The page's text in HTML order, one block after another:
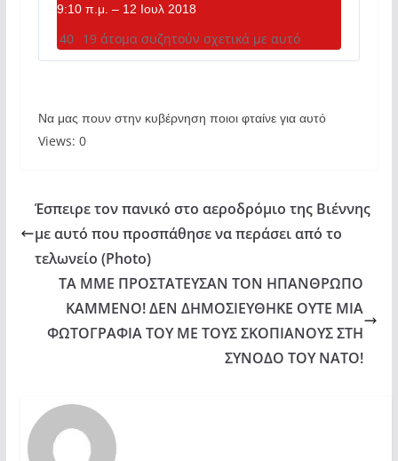
:
9:10 π.μ. – 12 Ιουλ 2018
40 19 άτομα συζητούν σχετικά με αυτό
Να μας πουν στην κυβέρνηση ποιοι φταίνε για αυτό
Views: 0
Έσπειρε τον πανικό στο αεροδρόμιο της Βιέννης
με αυτό που προσπάθησε να περάσει από το
τελωνείο (Photo)
ΤΑ ΜΜΕ ΠΡΟΣΤΑΤΕΥΣΑΝ ΤΟΝ ΗΠΑΝΘΡΩΠΟ
ΚΑΜΜΕΝΟ! ΔΕΝ ΔΗΜΟΣΙΕΥΘΗΚΕ ΟΥΤΕ ΜΙΑ
ΦΩΤΟΓΡΑΦΙΑ ΤΟΥ ΜΕ ΤΟΥΣ ΣΚΟΠΙΑΝΟΥΣ ΣΤΗ
ΣΥΝΟΔΟ ΤΟΥ ΝΑΤΟ!